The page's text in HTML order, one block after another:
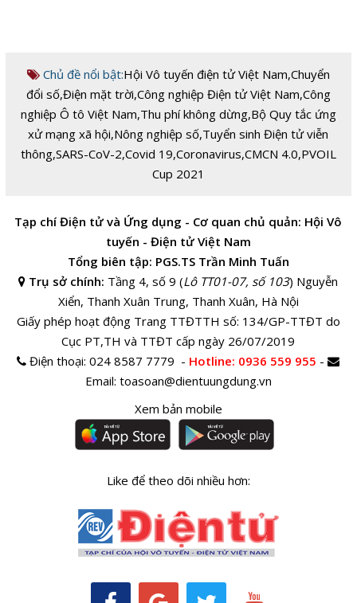
Chủ đề nổi bật:Hội Vô tuyến điện tử Việt Nam,Chuyển
đổi số,Điện mặt trời,Công nghiệp Điện tử Việt Nam,Công
nghiệp Ô tô Việt Nam,Thu phí không dừng,Bộ Quy tắc ứng
xử mạng xã hội,Nông nghiệp số,Tuyển sinh Điện tử viễn
thông,SARS-CoV-2,Covid 19,Coronavirus,CMCN 4.0,PVOIL
Cup 2021
Tạp chí Điện tử và Ứng dụng - Cơ quan chủ quản: Hội Vô
tuyến - Điện tử Việt Nam
Tổng biên tập: PGS.TS Trần Minh Tuấn
Trụ sở chính: Tầng 4, số 9 (Lô TT01-07, số 103) Nguyễn
Xiển, Thanh Xuân Trung, Thanh Xuân, Hà Nội
Giấy phép hoạt động Trang TTĐTTH số: 134/GP-TTĐT do
Cục PT,TH và TTĐT cấp ngày 26/07/2019
Điện thoại:024 8587 7779 - Hotline: 0936 559 955 -
Email: toasoan@dientuungdung.vn
Xem bản mobile
Like để theo dõi nhiều hơn: